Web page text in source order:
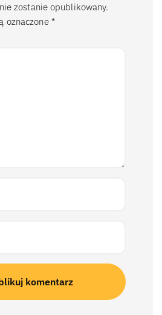
zostanie opublikowany.
oznaczone *